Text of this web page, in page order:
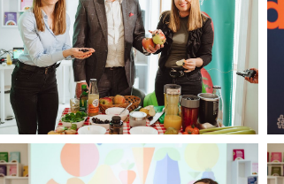
326 KB
CORE TEAM Konferencja luty 2025
(39).jpg